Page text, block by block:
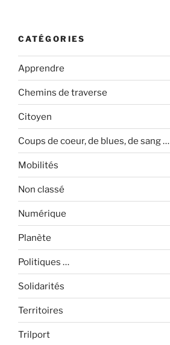
CATÉGORIES
Apprendre
Chemins de traverse
Citoyen
Coups de coeur, de blues, de sang …
Mobilités
Non classé
Numérique
Planète
Politiques …
Solidarités
Territoires
Trilport